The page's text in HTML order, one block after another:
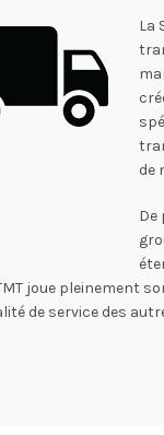
La
de
De
joue pleinement
de service des